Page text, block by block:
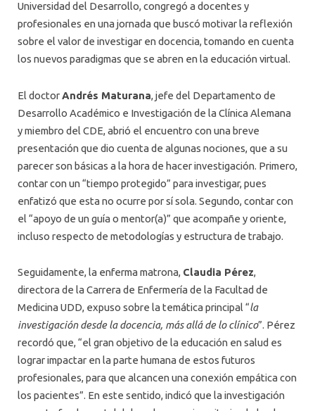
Universidad del Desarrollo, congregó a docentes y
profesionales en una jornada que buscó motivar la reflexión
sobre el valor de investigar en docencia, tomando en cuenta
los nuevos paradigmas que se abren en la educación virtual.
El doctorAndrés Maturana, jefe del Departamento de
Desarrollo Académico e Investigación de la Clínica Alemana
y miembro del CDE, abrió el encuentro con una breve
presentación que dio cuenta de algunas nociones, que a su
parecer son básicas a la hora de hacer investigación. Primero,
contar con un “tiempo protegido” para investigar, pues
enfatizó que esta no ocurre por sí sola. Segundo, contar con
el “apoyo de un guía o mentor(a)” que acompañe y oriente,
incluso respecto de metodologías y estructura de trabajo.
Seguidamente, la enferma matrona, Claudia Pérez,
directora de la Carrera de Enfermería de la Facultad de
Medicina UDD, expuso sobre la temática principal “la
investigación desde la docencia, más allá de lo clínico”. Pérez
recordó que, “el gran objetivo de la educación en salud es
lograr impactar en la parte humana de estos futuros
profesionales, para que alcancen una conexión empática con
los pacientes”. En este sentido, indicó que la investigación